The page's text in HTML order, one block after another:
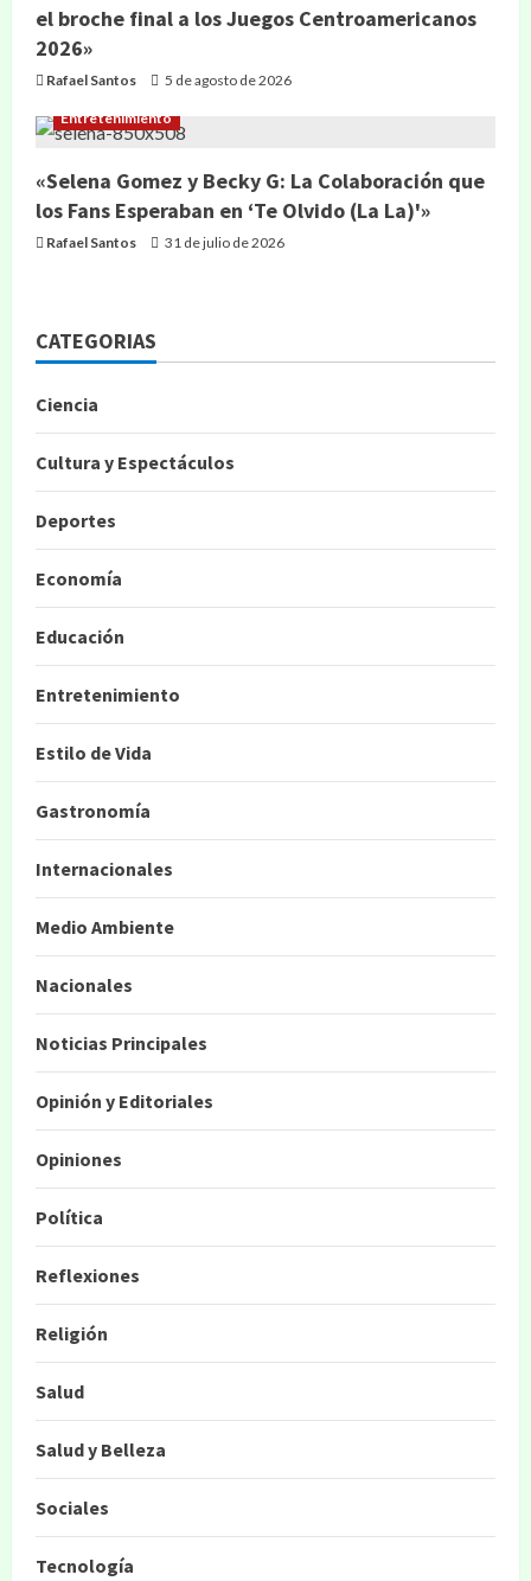
el broche final a los Juegos Centroamericanos
2026»
Rafael Santos 5 de agosto de 2026
Entretenimiento
«Selena Gomez y Becky G: La Colaboración que
los Fans Esperaban en ‘Te Olvido (La La)'»
Rafael Santos 31 de julio de 2026
CATEGORIAS
Ciencia
Cultura y Espectáculos
Deportes
Economía
Educación
Entretenimiento
Estilo de Vida
Gastronomía
Internacionales
Medio Ambiente
Nacionales
Noticias Principales
Opinión y Editoriales
Opiniones
Política
Reflexiones
Religión
Salud
Salud y Belleza
Sociales
Tecnología